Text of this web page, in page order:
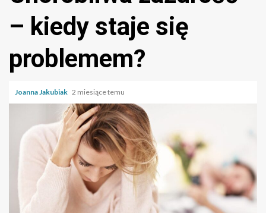
– kiedy staje się
problemem?
Joanna Jakubiak 2 miesiące temu